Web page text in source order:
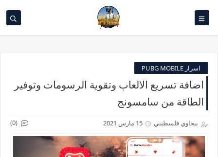
اسرار PUBG MOBILE
اضافة تسريع الالعاب وتقوية الرسومات وتوفير
الطاقة من سامسونج
ببجاوي فلسطيني 15 مارس 2021 (0)